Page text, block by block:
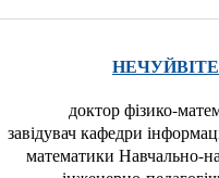
доктор фізико-
завідувач кафедри
математики Навчально-